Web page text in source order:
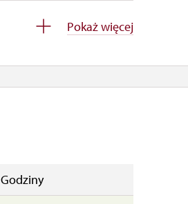
zamknięte
Pokaż więcej
Godziny